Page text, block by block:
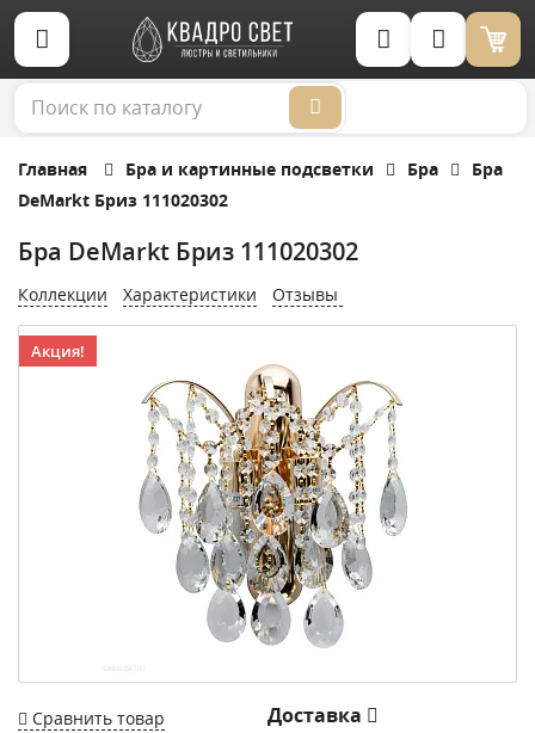
Корзина (0)
Главная Бра и картинные подсветки Бра
Бра
DeMarkt Бриз 111020302
Бра DeMarkt Бриз 111020302
Коллекции Характеристики Отзывы
Акция!
Сравнить товар
Доставка